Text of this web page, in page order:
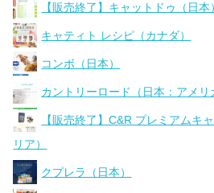
【販売終了】キャットドゥ（日本
キャティト レシピ（カナダ）
コンボ（日本）
カントリーロード（日本：アメリ
【販売終了】C&R プレミアムキ
リア）
クプレラ（日本）